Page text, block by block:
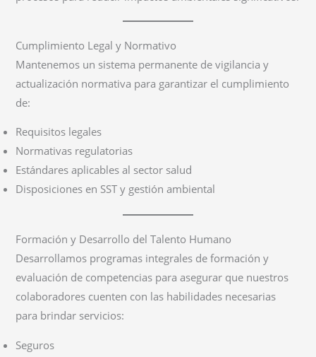
Cumplimiento Legal y Normativo
Mantenemos un sistema permanente de vigilancia y
actualización normativa para garantizar el cumplimiento
de:
Requisitos legales
Normativas regulatorias
Estándares aplicables al sector salud
Disposiciones en SST y gestión ambiental
Formación y Desarrollo del Talento Humano
Desarrollamos programas integrales de formación y
evaluación de competencias para asegurar que nuestros
colaboradores cuenten con las habilidades necesarias
para brindar servicios:
Seguros